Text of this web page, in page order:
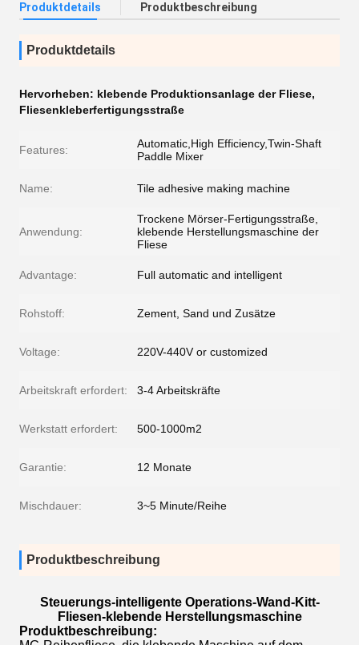
Produktdetails Produktbeschreibung
Produktdetails
Hervorheben: klebende Produktionsanlage der Fliese,
Fliesenkleberfertigungsstraße
Features:
Automatic,High Efficiency,Twin-Shaft
Paddle Mixer
Name: Tile adhesive making machine
Anwendung:
Trockene Mörser-Fertigungsstraße,
klebende Herstellungsmaschine der
Fliese
Advantage: Full automatic and intelligent
Rohstoff: Zement, Sand und Zusätze
Voltage: 220V-440V or customized
Arbeitskraft erfordert: 3-4 Arbeitskräfte
Werkstatt erfordert: 500-1000m2
Garantie: 12 Monate
Mischdauer: 3~5 Minute/Reihe
Produktbeschreibung
Steuerungs-intelligente Operations-Wand-Kitt-
Fliesen-klebende Herstellungsmaschine
Produktbeschreibung: